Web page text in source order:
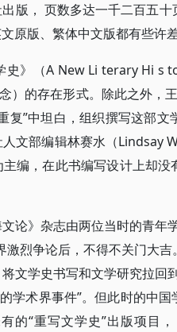
版， 页数多达一千二百五
原版、繁体中文版都有些许差
史》（A New Li terary Hi s
）的存在形式。除此之外，
复”中坦白，组织撰写这部
文部编辑林赛水（Lindsay
编，在此书编写设计上却
论》杂志由两位当时的青年
激烈争论后，不得不关门大
文学史书写和文学研究拉回
学术界事件”。但此时的中
的“重写文学史”出版项目